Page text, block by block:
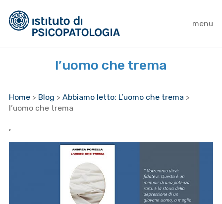
menu
l’uomo che trema
Home > Blog > Abbiamo letto: L’uomo che trema >
l’uomo che trema
,